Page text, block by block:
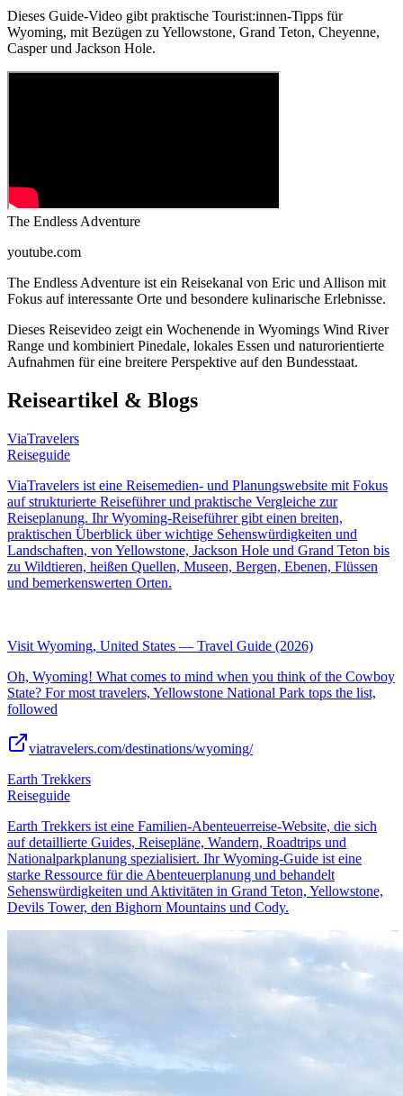
Dieses Guide-Video gibt praktische Tourist:innen-Tipps für
Wyoming, mit Bezügen zu Yellowstone, Grand Teton, Cheyenne,
Casper und Jackson Hole.
The Endless Adventure
youtube.com
The Endless Adventure ist ein Reisekanal von Eric und Allison mit
Fokus auf interessante Orte und besondere kulinarische Erlebnisse.
Dieses Reisevideo zeigt ein Wochenende in Wyomings Wind River
Range und kombiniert Pinedale, lokales Essen und naturorientierte
Aufnahmen für eine breitere Perspektive auf den Bundesstaat.
Reiseartikel & Blogs
ViaTravelers
Reiseguide
ViaTravelers ist eine Reisemedien- und Planungswebsite mit Fokus
auf strukturierte Reiseführer und praktische Vergleiche zur
Reiseplanung. Ihr Wyoming-Reiseführer gibt einen breiten,
praktischen Überblick über wichtige Sehenswürdigkeiten und
Landschaften, von Yellowstone, Jackson Hole und Grand Teton bis
zu Wildtieren, heißen Quellen, Museen, Bergen, Ebenen, Flüssen
und bemerkenswerten Orten.
Visit Wyoming, United States — Travel Guide (2026)
Oh, Wyoming! What comes to mind when you think of the Cowboy
State? For most travelers, Yellowstone National Park tops the list,
followed
viatravelers.com/destinations/wyoming/
Earth Trekkers
Reiseguide
Earth Trekkers ist eine Familien-Abenteuerreise-Website, die sich
auf detaillierte Guides, Reisepläne, Wandern, Roadtrips und
Nationalparkplanung spezialisiert. Ihr Wyoming-Guide ist eine
starke Ressource für die Abenteuerplanung und behandelt
Sehenswürdigkeiten und Aktivitäten in Grand Teton, Yellowstone,
Devils Tower, den Bighorn Mountains und Cody.